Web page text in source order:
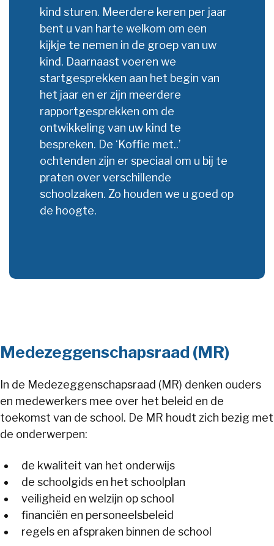
kind sturen. Meerdere keren per jaar
bent u van harte welkom om een
kijkje te nemen in de groep van uw
kind. Daarnaast voeren we
startgesprekken aan het begin van
het jaar en er zijn meerdere
rapportgesprekken om de
ontwikkeling van uw kind te
bespreken. De ‘Koffie met..’
ochtenden zijn er speciaal om u bij te
praten over verschillende
schoolzaken. Zo houden we u goed op
de hoogte.
Medezeggenschapsraad (MR)
In de Medezeggenschapsraad (MR) denken ouders
en medewerkers mee over het beleid en de
toekomst van de school. De MR houdt zich bezig met
de onderwerpen:
de kwaliteit van het onderwijs
de schoolgids en het schoolplan
veiligheid en welzijn op school
financiën en personeelsbeleid
regels en afspraken binnen de school